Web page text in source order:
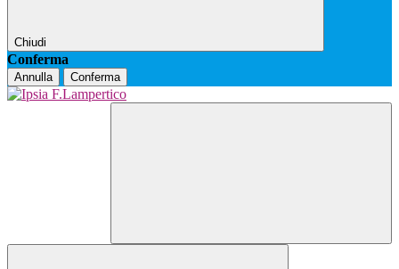
Chiudi
Conferma
Annulla Conferma